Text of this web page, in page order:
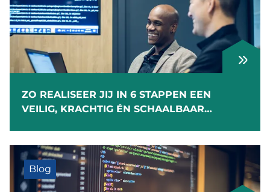
ZO REALISEER JIJ IN 6 STAPPEN EEN
VEILIG, KRACHTIG ÉN SCHAALBAAR
Blog